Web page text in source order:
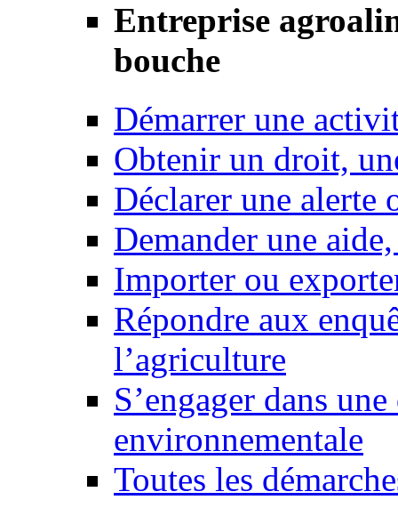
Entreprise
bouche
Démarrer une
Obtenir un droit,
Déclarer une alerte
Demander une
Importer ou
Répondre aux
l’agriculture
S’engager dans
environnementale
Toutes les